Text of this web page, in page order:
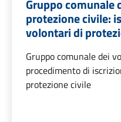
Gruppo comunale
protezione civile:
volontari di
Gruppo comunale dei
procedimento di
protezione civile